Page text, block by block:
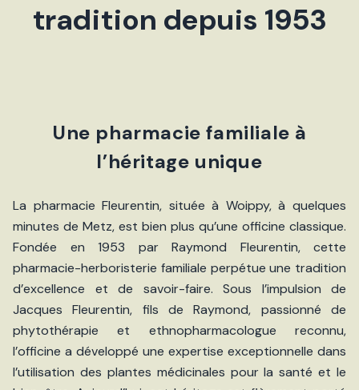
tradition depuis 1953
Une pharmacie familiale à
l’héritage unique
La pharmacie Fleurentin, située à Woippy, à quelques
minutes de Metz, est bien plus qu’une officine classique.
Fondée en 1953 par Raymond Fleurentin, cette
pharmacie-herboristerie familiale perpétue une tradition
d’excellence et de savoir-faire. Sous l’impulsion de
Jacques Fleurentin, fils de Raymond, passionné de
phytothérapie et ethnopharmacologue reconnu,
l’officine a développé une expertise exceptionnelle dans
l’utilisation des plantes médicinales pour la santé et le